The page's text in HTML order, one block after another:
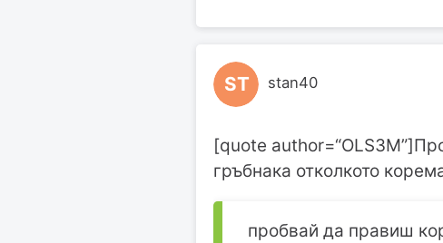
ST stan40
[quote
гръбнака отколкото
пробвай да правиш